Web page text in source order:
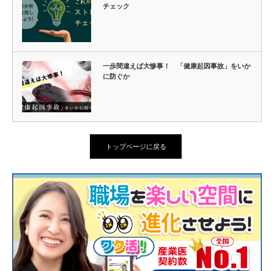
チェック
一歩間違えば大惨事！ 「健康起因事故」をいか
に防ぐか
トップページに戻る